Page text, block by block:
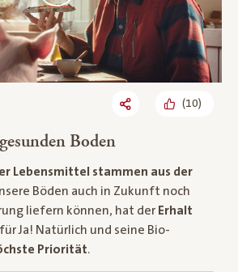
(10)
Boden
Lebensmittel stammen aus der
Böden auch in Zukunft noch
liefern können, hat der Erhalt
für Ja! Natürlich und seine Bio-
Priorität.